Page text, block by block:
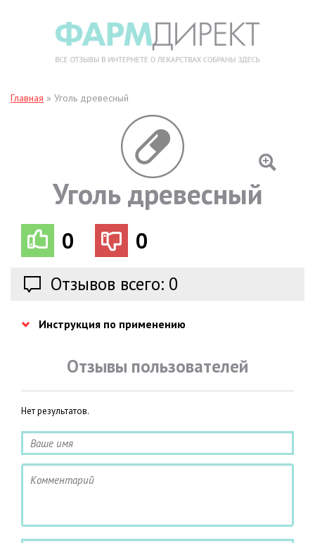
Главная » Уголь древесный
Уголь древесный
0 0
Отзывов всего: 0
Инструкция по применению
Отзывы пользователей
Нет результатов.